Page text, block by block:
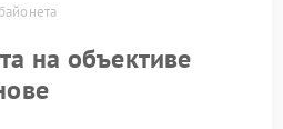
на объективе